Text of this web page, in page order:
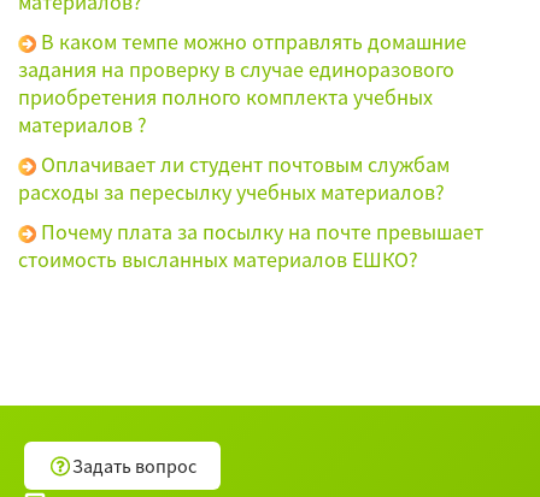
В каком темпе можно отправлять домашние
задания на проверку в случае единоразового
приобретения полного комплекта учебных
материалов ?
Оплачивает ли студент почтовым службам
расходы за пересылку учебных материалов?
Почему плата за посылку на почте превышает
стоимость высланных материалов ЕШКО?
Задать вопрос